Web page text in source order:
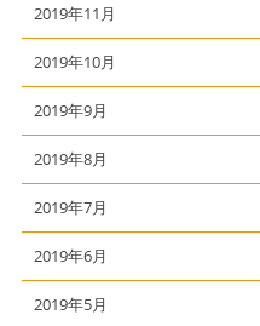
2019年11月
2019年10月
2019年9月
2019年8月
2019年7月
2019年6月
2019年5月